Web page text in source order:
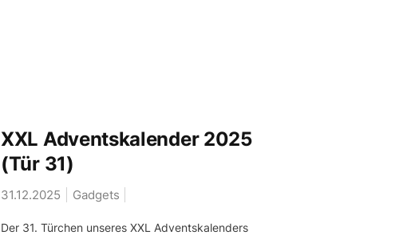
XXL Adventskalender 2025
(Tür 31)
31.12.2025 Gadgets
Der 31. Türchen unseres XXL Adventskalenders